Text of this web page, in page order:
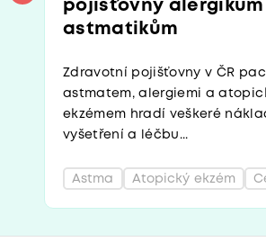
pojišťovny alergikům
astmatikům
Zdravotní pojišťovny v ČR
astmatem, alergiemi a
ekzémem hradí veškeré
vyšetření a léčbu...
Astma Atopický ekzém